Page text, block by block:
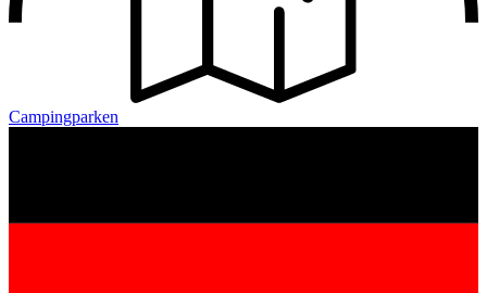
Campingparken